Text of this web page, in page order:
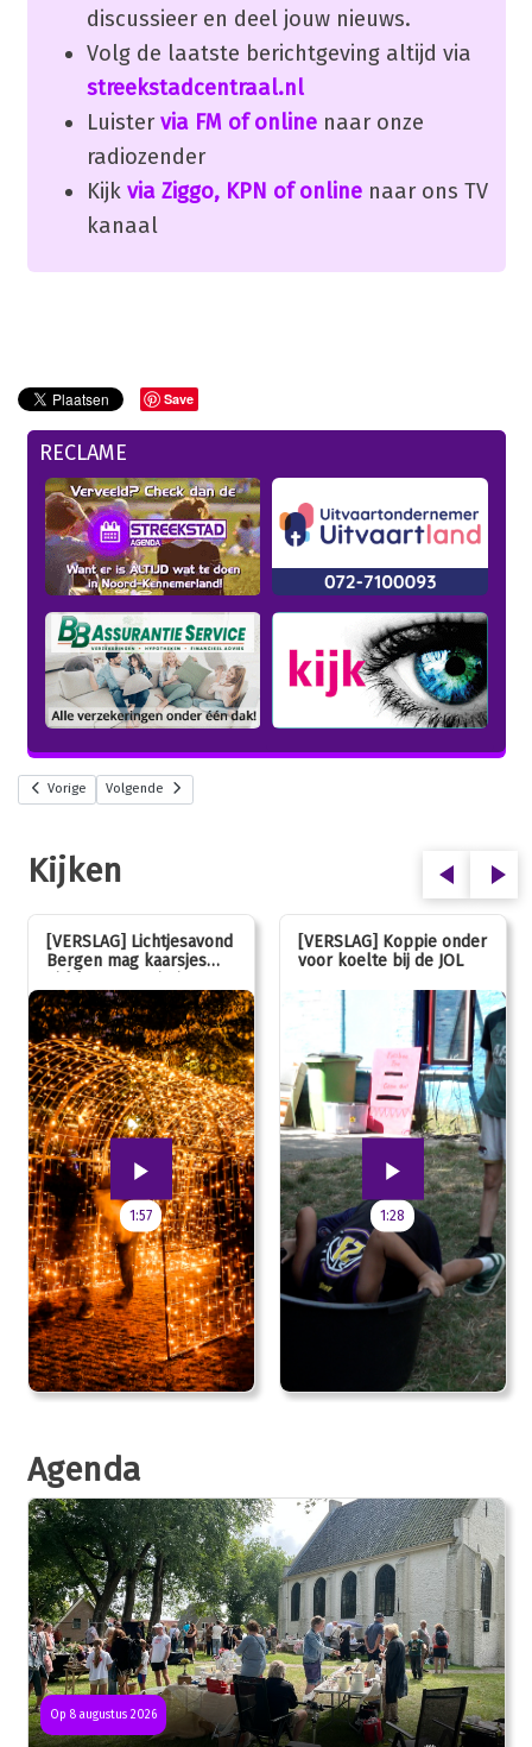
discussieer en deel jouw nieuws.
Volg de laatste berichtgeving altijd via
streekstadcentraal.nl
Luister via FM of onlinenaar onze
radiozender
Kijk via Ziggo, KPN of onlinenaar ons TV
kanaal
Save
RECLAME
Vorige Volgende
Kijken
[VERSLAG] Lichtjesavond
Bergen mag kaarsjes
jubileum!
1:57
[VERSLAG] Koppie onder
voor koelte bij de JOL
1:28
Agenda
Op 8 augustus 2026